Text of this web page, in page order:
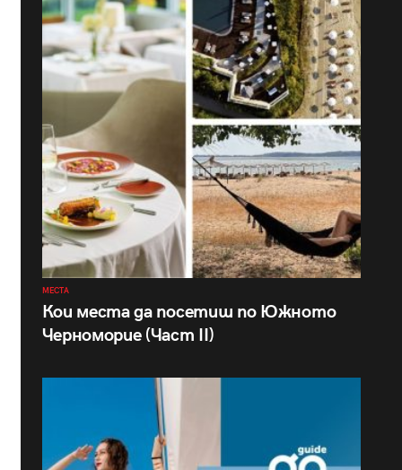
МЕСТА
Кои места да посетиш по Южното
Черноморие (Част II)